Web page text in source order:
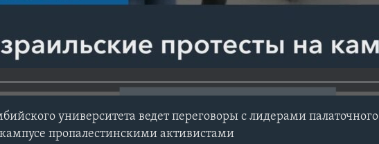
университета ведет переговоры с лидерами палаточного
пропалестинскими активистами